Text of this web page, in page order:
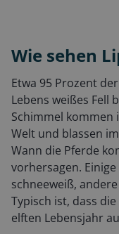
Wie sehen
Etwa 95 Prozent
Lebens weißes Fell
Schimmel kommen
Welt und blassen
Wann die Pferde
vorhersagen.
schneeweiß,
Typisch ist, dass
elften Lebensjahr